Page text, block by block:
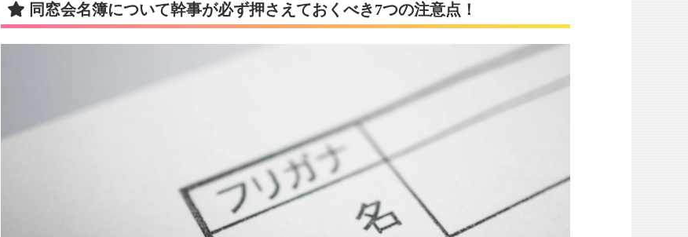
同窓会名簿について幹事が必ず押さえておくべき7つの注意点！